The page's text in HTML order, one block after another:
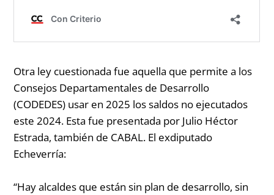
Otra ley cuestionada fue aquella que permite a los
Consejos Departamentales de Desarrollo
(CODEDES) usar en 2025 los saldos no ejecutados
este 2024. Esta fue presentada por Julio Héctor
Estrada, también de CABAL. El exdiputado
Echeverría:
“Hay alcaldes que están sin plan de desarrollo, sin